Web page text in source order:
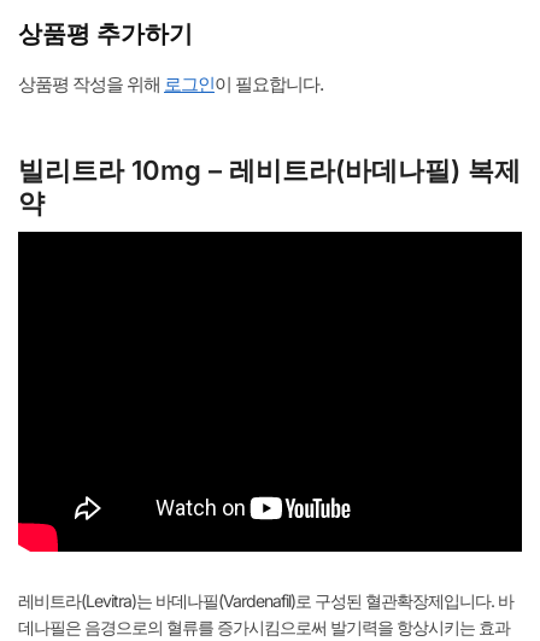
상품평 추가하기
상품평 작성을 위해 로그인이 필요합니다.
빌리트라 10mg – 레비트라(바데나필) 복제
약
레비트라(Levitra)는 바데나필(Vardenafil)로 구성된 혈관확장제입니다. 바
데나필은 음경으로의 혈류를 증가시킴으로써 발기력을 항상시키는 효과